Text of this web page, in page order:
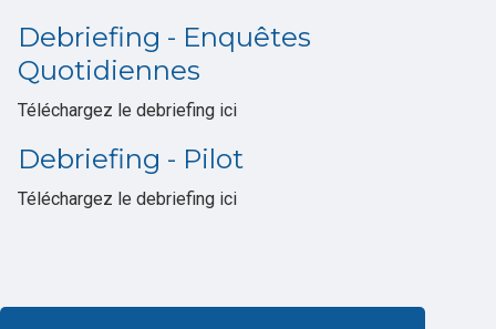
Debriefing - Enquêtes
Quotidiennes
Téléchargez le debriefing ici
Debriefing - Pilot
Téléchargez le debriefing ici